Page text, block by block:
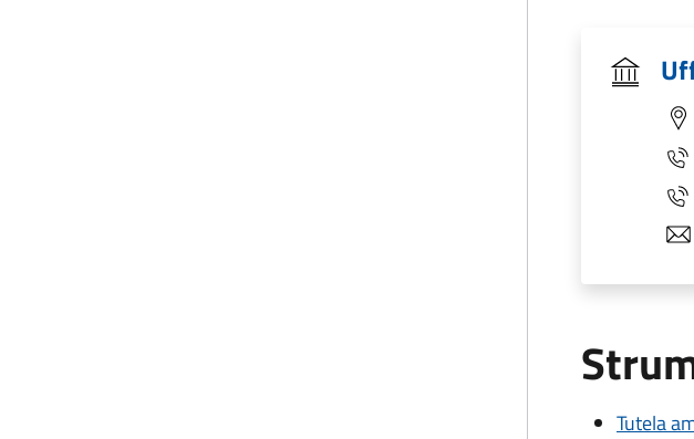
Tutela